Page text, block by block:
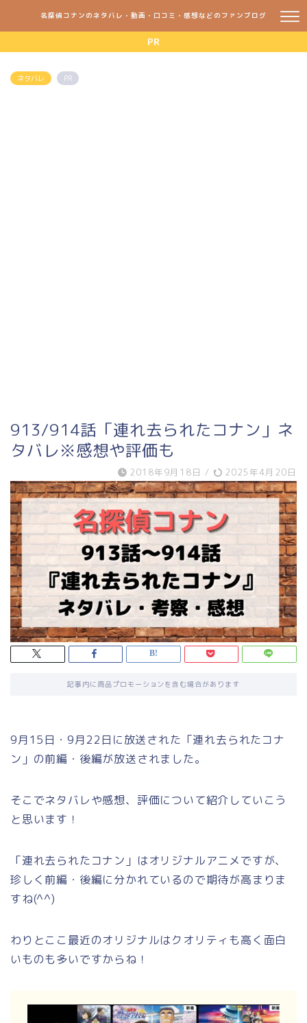
名探偵コナンのネタバレ・動画・口コミ・感想などのファンブログ
PR
ネタバレ PR
913/914話「連れ去られたコナン」ネ
タバレ※感想や評価も
2018年9月18日 / 2025年4月20日
記事内に商品プロモーションを含む場合があります
9月15日・9月22日に放送された「連れ去られたコナ
ン」の前編・後編が放送されました。
そこでネタバレや感想、評価について紹介していこう
と思います！
「連れ去られたコナン」はオリジナルアニメですが、
珍しく前編・後編に分かれているので期待が高まりま
すね(^^)
わりとここ最近のオリジナルはクオリティも高く面白
いものも多いですからね！